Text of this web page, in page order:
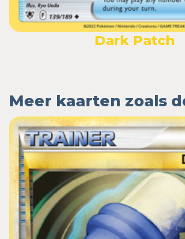
Dark Patch
Meer kaarten zoals